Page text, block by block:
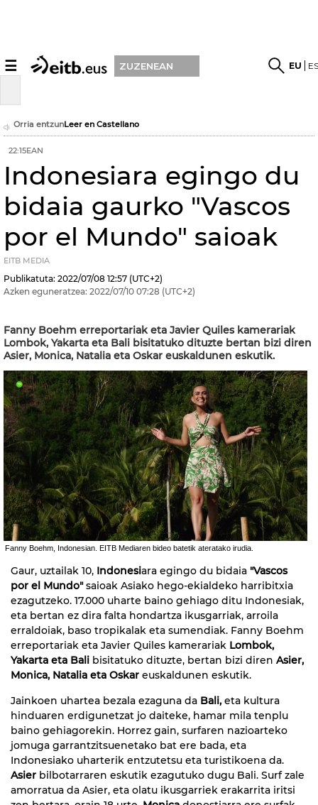
☰ ZUZENEAN EU
Orria entzunLeer en Castellano
22:15EAN
Indonesiara egingo du
bidaia gaurko "Vascos
por el Mundo" saioak
EITB MEDIA
Publikatuta: 2022/07/08 12:57 (UTC+2)
Azken eguneratzea: 2022/07/10 07:28 (UTC+2)
Fanny Boehm erreportariak eta Javier Quiles kamerariak
Lombok, Yakarta eta Bali bisitatuko dituzte bertan bizi diren
Asier, Monica, Natalia eta Oskar euskaldunen eskutik.
Fanny Boehm, Indonesian. EITB Mediaren bideo batetik ateratako irudia.
Gaur, uztailak 10, Indonesiara egingo du bidaia "Vascos
por el Mundo"saioak Asiako hego-ekialdeko harribitxia
ezagutzeko. 17.000 uharte baino gehiago ditu Indonesiak,
eta bertan ez dira falta hondartza ikusgarriak, arroila
erraldoiak, baso tropikalak eta sumendiak. Fanny Boehm
erreportariak eta Javier Quiles kamerariak Lombok,
Yakarta eta Bali bisitatuko dituzte, bertan bizi diren Asier,
Monica, Natalia eta Oskar euskaldunen eskutik.
Jainkoen uhartea bezala ezaguna da Bali, eta kultura
hinduaren erdigunetzat jo daiteke, hamar mila tenplu
baino gehiagorekin. Horrez gain, surfaren nazioarteko
jomuga garrantzitsuenetako bat ere bada, eta
Indonesiako uharterik entzutetsu eta turistikoena da.
Asier bilbotarraren eskutik ezagutuko dugu Bali. Surf zale
amorratua da Asier, eta olatu ikusgarriek erakarrita iritsi